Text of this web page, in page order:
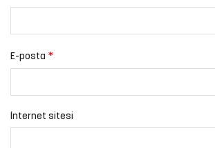
E-posta *
İnternet sitesi